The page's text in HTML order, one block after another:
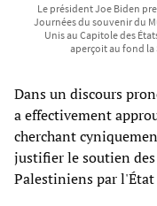
Le président Joe Biden
Journées du souvenir du
Unis au Capitole des
aperçoit au fond la
Dans un discours
a effectivement
cherchant
justifier le soutien
Palestiniens par